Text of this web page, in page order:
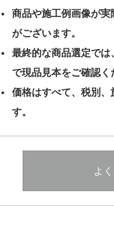
商品や施工例画像が実
がございます。
最終的な商品選定で
で現品見本をご確認く
価格はすべて、税別、
す。
よ